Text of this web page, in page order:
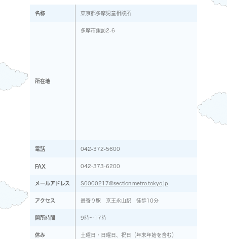
名称 東京都多摩児童相談所
所在地
多摩市諏訪2-6
電話 042-372-5600
FAX 042-373-6200
メールアドレス S0000217@section.metro.tokyo.jp
アクセス 最寄り駅 京王永山駅 徒歩10分
開所時間 9時～17時
休み 土曜日・日曜日、祝日（年末年始を含む）